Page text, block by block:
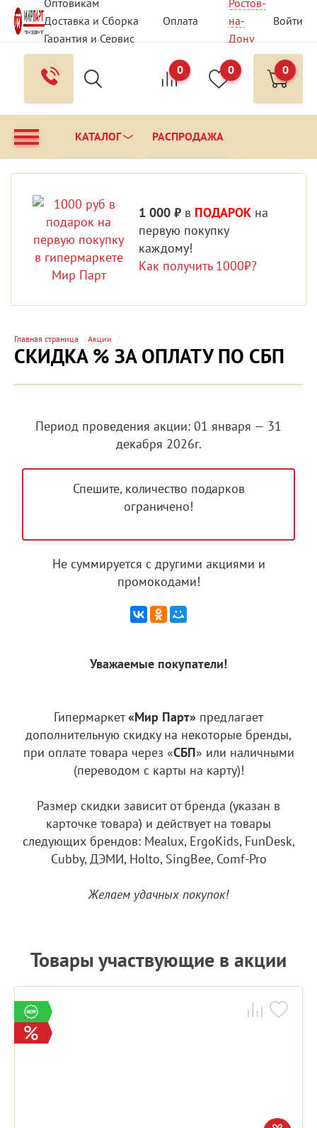
Оптовикам
Доставка и Сборка
Оплата
Гарантия и Сервис
Вопрос - Ответ
Контакты
Ростов-
на-
Дону
Войти
0 0 0
КАТАЛОГ РАСПРОДАЖА
1 000 ₽ в ПОДАРОК на
первую покупку
каждому!
Как получить 1000₽?
Главная страница Акции
СКИДКА % ЗА ОПЛАТУ ПО СБП
Период проведения акции: 01 января — 31
декабря 2026г.
Спешите, количество подарков
ограничено!
Не суммируется с другими акциями и
промокодами!
Уважаемые покупатели!
Гипермаркет«Мир Парт» предлагает
дополнительную скидку на некоторые бренды,
при оплате товара через «СБП» или наличными
(переводом с карты на карту)!
Размер скидки зависит от бренда (указан в
карточке товара) и действует на товары
следующих брендов: Mealux, ErgoKids, FunDesk,
Cubby, ДЭМИ, Holto, SingBee, Comf-Pro
Желаем удачных покупок!
Товары участвующие в акции